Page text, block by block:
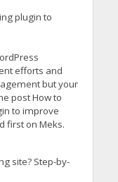
plugin to
efforts and
but your
post How to
to improve
first on Meks.
site? Step-by-